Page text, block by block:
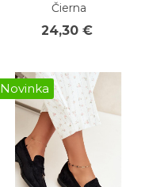
Čierna
24,30 €
Novinka